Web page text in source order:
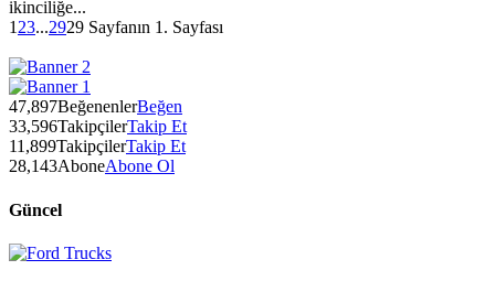
ikinciliğe...
1 23...2929 Sayfanın 1. Sayfası
47,897BeğenenlerBeğen
33,596TakipçilerTakip Et
11,899TakipçilerTakip Et
28,143AboneAbone Ol
Güncel